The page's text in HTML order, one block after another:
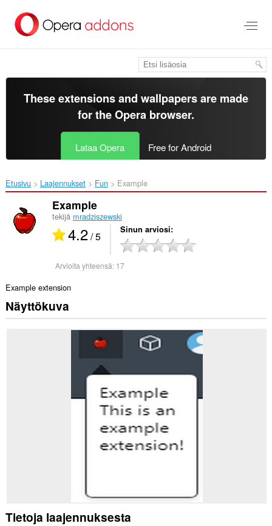
pääsisältöön
These extensions and wallpapers are made
for theOpera browser.
Lataa Opera Free for Android
Etusivu Laajennukset Fun Example‎
Example
tekijä mradziszewski
4.2/ 5 Sinun arviosi
Arvioita yhteensä: 17
Example extension
Näyttökuva
Tietoja laajennuksesta